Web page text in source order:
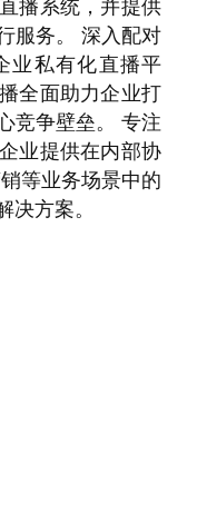
服务。 深入配对
业私有化直播平
全面助力企业打
竞争壁垒。 专注
业提供在内部协
等业务场景中的
方案。